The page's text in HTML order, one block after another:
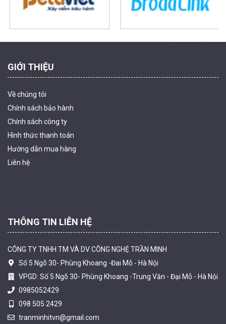
1.679.000 đ
Camera tích hợp đầu báo nhiệt 2MP Hikfire HF-VH 223
2.039.000 đ
GIỚI THIỆU
Về chúng tôi
Chính sách bảo hành
Chính sách công ty
Hình thức thanh toán
Hướng dẫn mua hàng
Liên hệ
THÔNG TIN LIÊN HỆ
CÔNG TY TNHH TM VÀ DV CÔNG NGHỆ TRẦN MINH
Số 5 Ngõ 30- Phùng Khoang -Đai Mỗ - Hà Nội
VPGD: Số 5 Ngõ 30- Phùng Khoang -Trung Văn - Đại Mỗ - Hà Nội
0985052429
098 505 2429
tranminhitvn@gmail.com